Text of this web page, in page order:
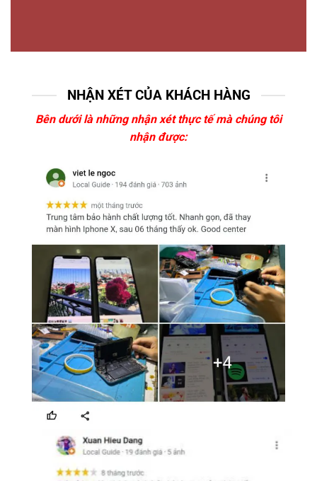
NHẬN XÉT CỦA KHÁCH HÀNG
Bên dưới là những nhận xét thực tế mà chúng tôi
nhận được: